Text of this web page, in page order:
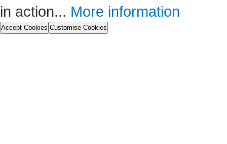
in action... More information
Accept Cookies Customise Cookies